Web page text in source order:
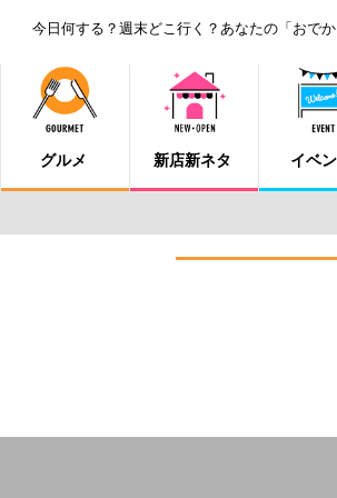
今日何する？週末どこ行く？あなたの「おで
グルメ 新店新ネタ イベ